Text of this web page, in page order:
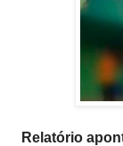
Relatório